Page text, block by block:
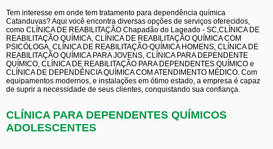
Tem interesse em onde tem tratamento para dependência química
Catanduvas? Aqui você encontra diversas opções de serviços oferecidos,
como CLÍNICA DE REABILITAÇÃO Chapadão do Lageado - SC,CLÍNICA DE
REABILITAÇÃO QUÍMICA, CLÍNICA DE REABILITAÇÃO QUÍMICA COM
PSICÓLOGA, CLÍNICA DE REABILITAÇÃO QUÍMICA HOMENS, CLÍNICA DE
REABILITAÇÃO QUÍMICA PARA JOVENS, CLÍNICA PARA DEPENDENTE
QUÍMICO, CLÍNICA DE REABILITAÇÃO PARA DEPENDENTES QUÍMICO e
CLÍNICA DE DEPENDÊNCIA QUÍMICA COM ATENDIMENTO MÉDICO. Com
equipamentos modernos, e instalações em ótimo estado, a empresa é capaz
de suprir a necessidade de seus clientes, conquistando sua confiança.
CLÍNICA PARA DEPENDENTES QUÍMICOS
ADOLESCENTES